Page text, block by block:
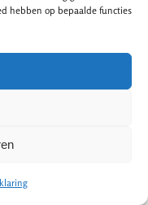
hebben op bepaalde functies
afhankelijk van een
Trapbekleding van
Open trappen